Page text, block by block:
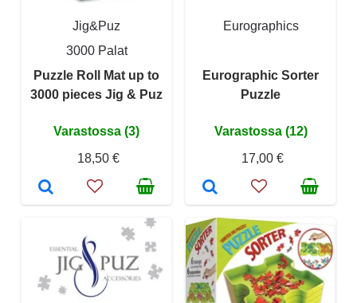
Jig&Puz
3000 Palat
Puzzle Roll Mat up to
3000 pieces Jig & Puz
Varastossa (3)
18,50 €
Eurographics
Eurographic Sorter
Puzzle
Varastossa (12)
17,00 €